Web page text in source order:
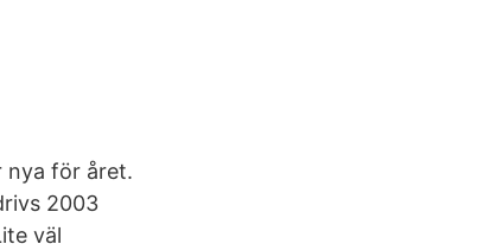
nya för året.
2003
väl